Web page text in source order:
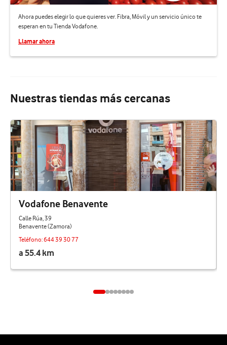
Ahora puedes elegir lo que quieres ver. Fibra, Móvil y un servicio único te
esperan en tu Tienda Vodafone.
Llamar ahora
Nuestras tiendas más cercanas
Vodafone Benavente
Calle Rúa, 39
Benavente (Zamora)
Teléfono:644 39 30 77
a 55.4 km